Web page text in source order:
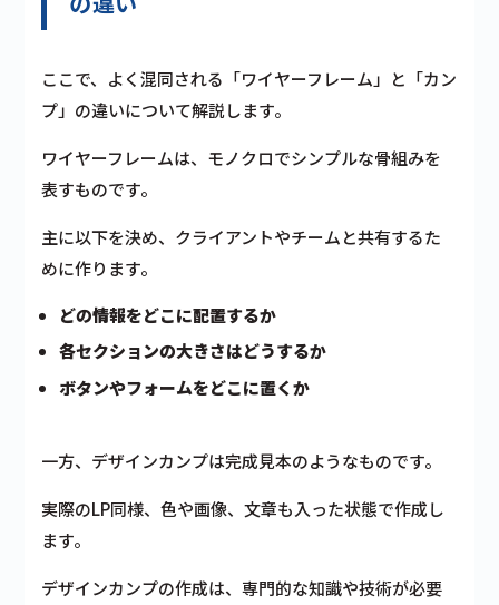
ここで、よく混同される「ワイヤーフレーム」と「カン
プ」の違いについて解説します。
ワイヤーフレームは、モノクロでシンプルな骨組みを
表すものです。
主に以下を決め、クライアントやチームと共有するた
めに作ります。
どの情報をどこに配置するか
各セクションの大きさはどうするか
ボタンやフォームをどこに置くか
一方、デザインカンプは完成見本のようなものです。
実際のLP同様、色や画像、文章も入った状態で作成し
ます。
デザインカンプの作成は、専門的な知識や技術が必要